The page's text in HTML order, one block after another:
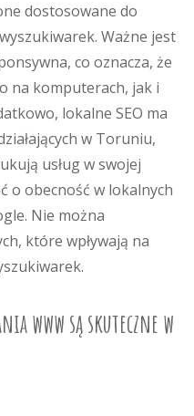
dostosowane do
Ważne jest
co oznacza, że
na komputerach, jak i
lokalne SEO ma
w Toruniu,
usług w swojej
o obecność w lokalnych
Nie można
które wpływają na
www są skuteczne w